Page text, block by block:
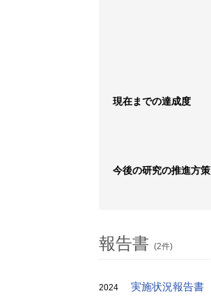
現在までの達成度
今後の研究の推進方策
報告書 (2件)
2024 実施状況報告書